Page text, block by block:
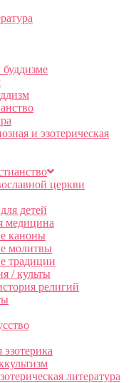
буддизме
и эзотерическая
церкви
детей
медицина
каноны
молитвы
традиции
/ культы
религий
эзотерика
литература